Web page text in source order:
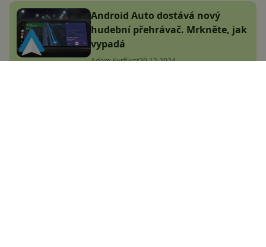
Android Auto dostává nový
hudební přehrávač. Mrkněte, jak
vypadá
Adam Kurfürst29.12.2024